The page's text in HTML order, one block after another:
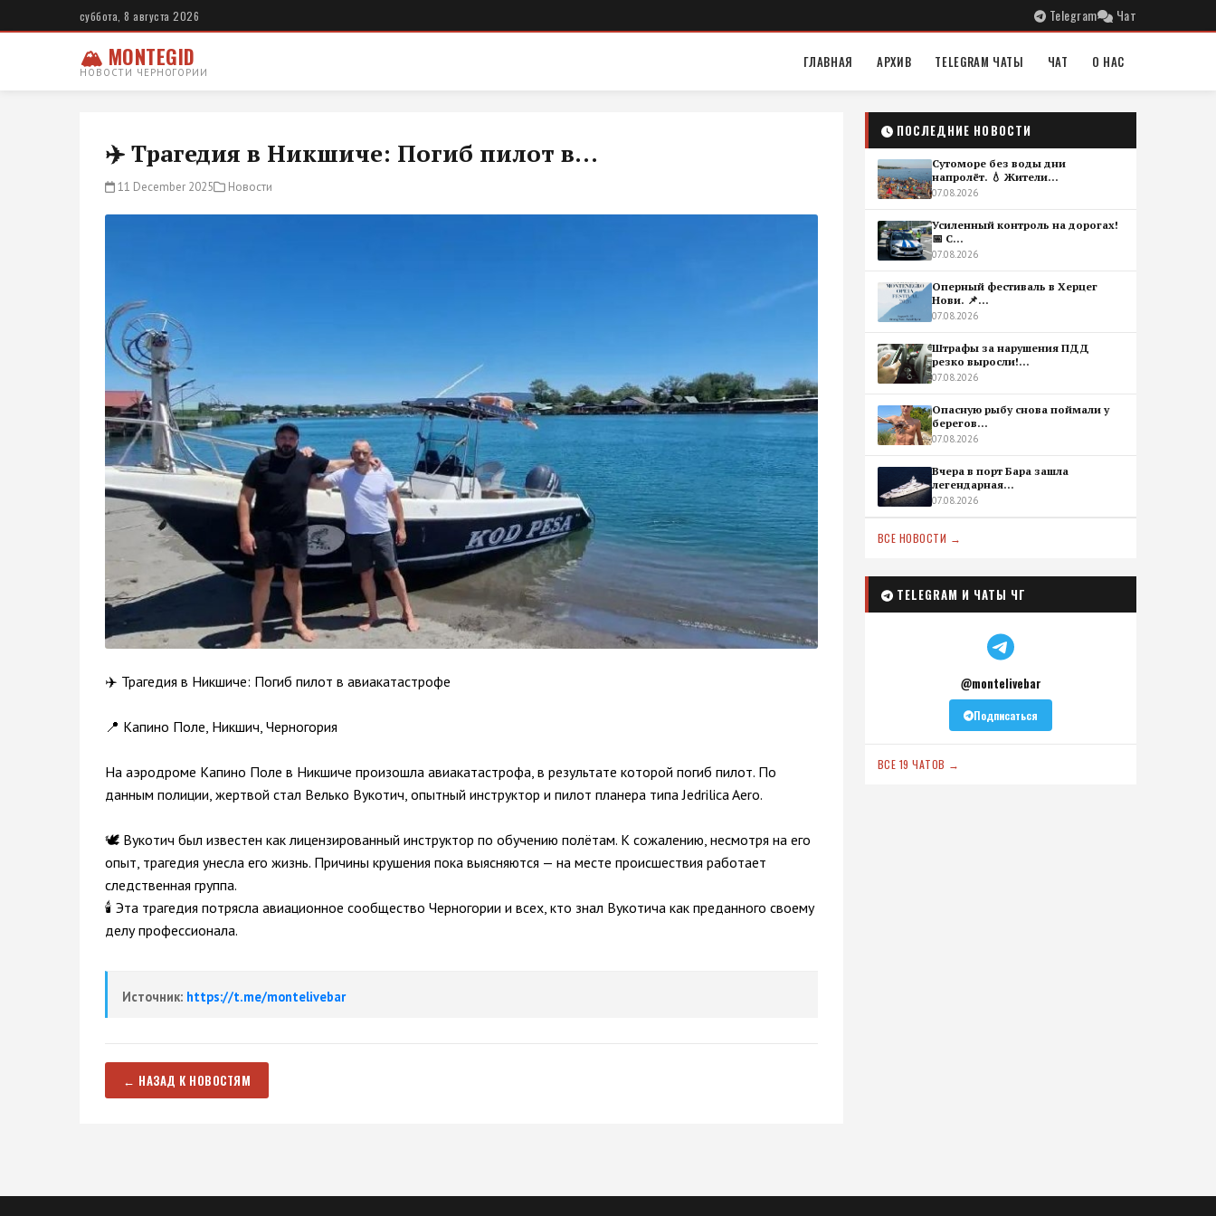
суббота, 8 августа 2026 Telegram Чат
🏔 MONTEGID
НОВОСТИ ЧЕРНОГОРИИ
ГЛАВНАЯ АРХИВ TELEGRAM ЧАТЫ ЧАТ О НАС
✈️ Трагедия в Никшиче: Погиб пилот в...
11 December 2025 Новости
✈️ Трагедия в Никшиче: Погиб пилот в авиакатастрофе
📍 Капино Поле, Никшич, Черногория
На аэродроме Капино Поле в Никшиче произошла авиакатастрофа, в результате которой погиб пилот. По
данным полиции, жертвой стал Велько Вукотич, опытный инструктор и пилот планера типа Jedrilica Aero.
🕊️ Вукотич был известен как лицензированный инструктор по обучению полётам. К сожалению, несмотря на его
опыт, трагедия унесла его жизнь. Причины крушения пока выясняются — на месте происшествия работает
следственная группа.
🕯️ Эта трагедия потрясла авиационное сообщество Черногории и всех, кто знал Вукотича как преданного своему
делу профессионала.
Источник: https://t.me/montelivebar
← НАЗАД К НОВОСТЯМ
ПОСЛЕДНИЕ НОВОСТИ
Сутоморе без воды дни
напролёт. 💧 Жители...
07.08.2026
Усиленный контроль на дорогах!
📅 С...
07.08.2026
Оперный фестиваль в Херцег
Нови. 📌...
07.08.2026
Штрафы за нарушения ПДД
резко выросли!...
07.08.2026
Опасную рыбу снова поймали у
берегов...
07.08.2026
Вчера в порт Бара зашла
легендарная...
07.08.2026
ВСЕ НОВОСТИ →
TELEGRAM И ЧАТЫ ЧГ
@montelivebar
Подписаться
ВСЕ 19 ЧАТОВ →